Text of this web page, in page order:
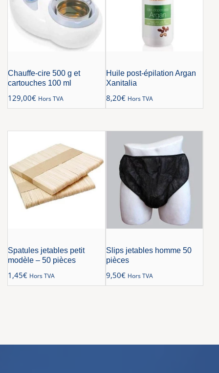
Chauffe-cire 500 g et
cartouches 100 ml
129,00€ Hors TVA
Huile post-épilation Argan
Xanitalia
8,20€ Hors TVA
Spatules jetables petit
modèle – 50 pièces
1,45€ Hors TVA
Slips jetables homme 50
pièces
9,50€ Hors TVA